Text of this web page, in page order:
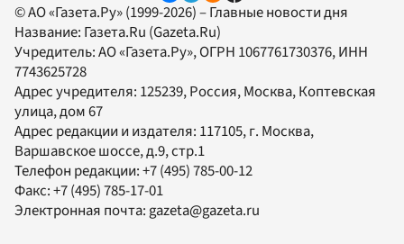
© АО «Газета.Ру» (1999-2026) – Главные новости дня
Название: Газета.Ru (Gazeta.Ru)
Учредитель:АО «Газета.Ру», ОГРН 1067761730376, ИНН
7743625728
Адрес учредителя: 125239, Россия, Москва, Коптевская
улица, дом 67
Адрес редакции и издателя: 117105, г. Москва,
Варшавское шоссе, д.9, стр.1
Телефон редакции:+7 (495) 785-00-12
Факс:+7 (495) 785-17-01
Электронная почта: gazeta@gazeta.ru